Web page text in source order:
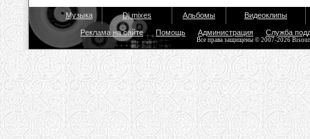
Музыка Dj mixes Альбомы Видеоклипы
Реклама на сайте Помощь Администрация Служба
Все права защищены © 2007-2026